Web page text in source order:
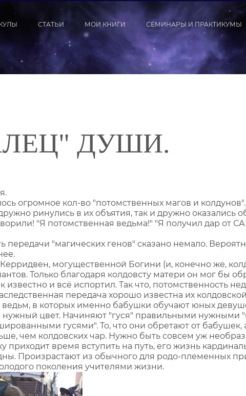
СТАТЬИ МОИ КНИГИ СЕМИНАРЫ И ПРАКТИКУМЫ
ДУШИ.
огромное кол-во "потомственных магов и
ринулись в их объятия, так и дружно оказались
"Я потомственная ведьма!" "Я получил дар от
передачи "магических генов" сказано немало.
могущественной Богини (и, конечно же,
Только благодаря колдовсту матери он мог бы
и всё испортил. Так что, потомственность
передача хорошо известна их
ведьм, в которых именно бабушки обучают юных
нужный цвет. Начиняют "гуся" правильными нужными
гусями". То, что они обретают от бабушек,
чем колдовских чар. Нужно быть совсем уж
приходит время вступить на путь, его жизнь
Произрастают из обычного для родо-племенных
поколения учителями жизни.